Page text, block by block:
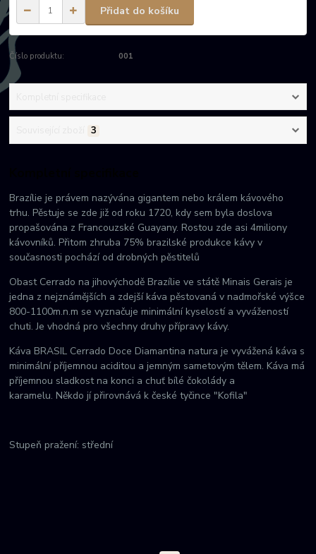
Přidat do košíku
Číslo produktu: 001
3
Brazílie je právem nazývána gigantem nebo králem kávového
trhu. Pěstuje se zde již od roku 1720, kdy sem byla doslova
propašována z Francouzské Guayany. Rostou zde asi 4miliony
kávovníků. Přitom zhruba 75% brazilské produkce kávy v
současnosti pochází od drobných pěstitelů
Obast Cerrado na jihovýchodě Brazílie ve státě Minais Gerais je
jedna z nejznámějších a zdejší káva pěstovaná v nadmořské výšce
800-1100m.n.m se vyznačuje minimální kyselostí a vyvážeností
chuti. Je vhodná pro všechny druhy přípravy kávy.
Káva BRASIL Cerrado Doce Diamantina natura je vyvážená káva s
minimální příjemnou aciditou a jemným sametovým tělem. Káva má
příjemnou sladkost na konci a chuť bílé čokolády a
karamelu. Někdo jí přirovnává k české tyčince "Kofila"
Stupeň pražení: střední